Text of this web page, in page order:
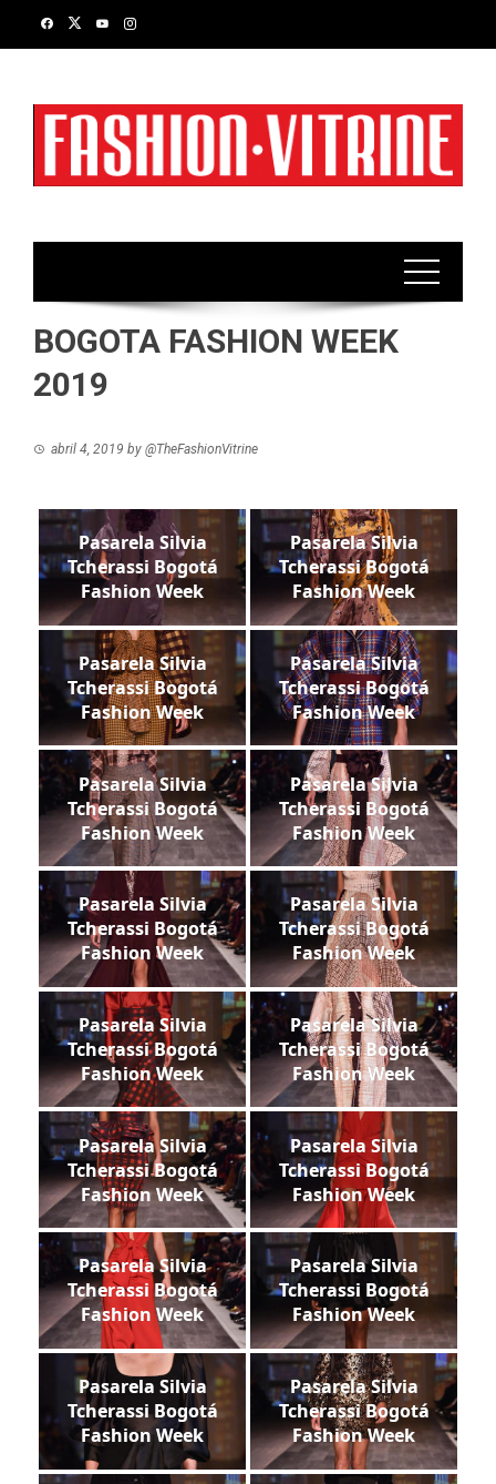
BOGOTA FASHION WEEK
2019
abril 4, 2019 by @TheFashionVitrine
Pasarela Silvia
Tcherassi Bogotá
Fashion Week
Pasarela Silvia
Tcherassi Bogotá
Fashion Week
Pasarela Silvia
Tcherassi Bogotá
Fashion Week
Pasarela Silvia
Tcherassi Bogotá
Fashion Week
Pasarela Silvia
Tcherassi Bogotá
Fashion Week
Pasarela Silvia
Tcherassi Bogotá
Fashion Week
Pasarela Silvia
Tcherassi Bogotá
Fashion Week
Pasarela Silvia
Tcherassi Bogotá
Fashion Week
Pasarela Silvia
Tcherassi Bogotá
Fashion Week
Pasarela Silvia
Tcherassi Bogotá
Fashion Week
Pasarela Silvia
Tcherassi Bogotá
Fashion Week
Pasarela Silvia
Tcherassi Bogotá
Fashion Week
Pasarela Silvia
Tcherassi Bogotá
Fashion Week
Pasarela Silvia
Tcherassi Bogotá
Fashion Week
Pasarela Silvia
Tcherassi Bogotá
Fashion Week
Pasarela Silvia
Tcherassi Bogotá
Fashion Week